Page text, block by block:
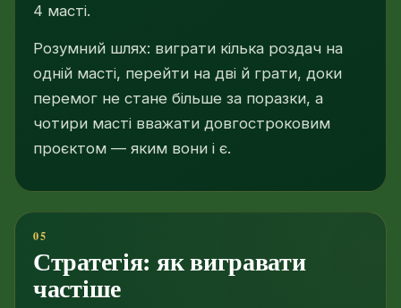
4 масті.
Розумний шлях: виграти кілька роздач на
одній масті, перейти на дві й грати, доки
перемог не стане більше за поразки, а
чотири масті вважати довгостроковим
проєктом — яким вони і є.
Стратегія: як вигравати
частіше